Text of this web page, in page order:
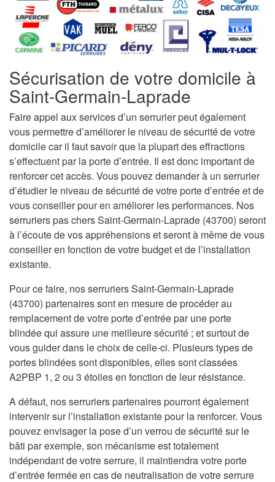
Sécurisation de votre domicile à
Saint-Germain-Laprade
Faire appel aux services d’un serrurier peut également
vous permettre d’améliorer le niveau de sécurité de votre
domicile car il faut savoir que la plupart des effractions
s’effectuent par la porte d’entrée. Il est donc important de
renforcer cet accès. Vous pouvez demander à un serrurier
d’étudier le niveau de sécurité de votre porte d’entrée et de
vous conseiller pour en améliorer les performances. Nos
serruriers pas chers Saint-Germain-Laprade (43700) seront
à l’écoute de vos appréhensions et seront à même de vous
conseiller en fonction de votre budget et de l’installation
existante.
Pour ce faire, nos serruriers Saint-Germain-Laprade
(43700) partenaires sont en mesure de procéder au
remplacement de votre porte d’entrée par une porte
blindée qui assure une meilleure sécurité ; et surtout de
vous guider dans le choix de celle-ci. Plusieurs types de
portes blindées sont disponibles, elles sont classées
A2PBP 1, 2 ou 3 étoiles en fonction de leur résistance.
A défaut, nos serruriers partenaires pourront également
intervenir sur l’installation existante pour la renforcer. Vous
pouvez envisager la pose d’un verrou de sécurité sur le
bâti par exemple, son mécanisme est totalement
indépendant de votre serrure, il maintiendra votre porte
d’entrée fermée en cas de neutralisation de votre serrure